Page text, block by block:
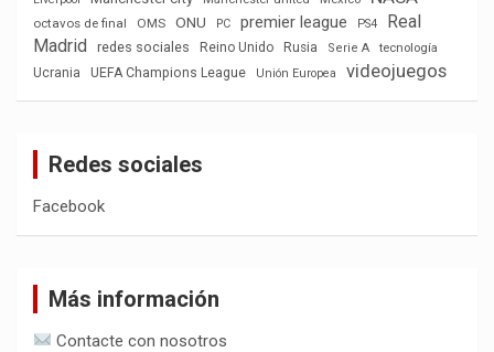
octavos de final OMS ONU PC premier league PS4
Real
Madrid
redes sociales Reino Unido Rusia Serie A
tecnología
Ucrania
UEFA Champions League Unión Europea videojuegos
Redes sociales
Facebook
Más información
Contacte con nosotros